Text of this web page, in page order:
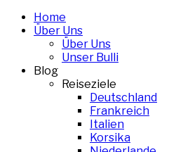
Home
Über Uns
Über Uns
Unser Bulli
Blog
Reiseziele
Deutschland
Frankreich
Italien
Korsika